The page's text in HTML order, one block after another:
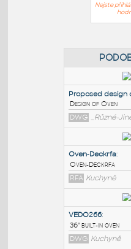
Nejste
Proposed
Design of
DWG